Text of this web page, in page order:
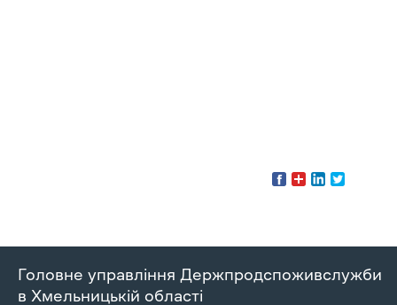
Головне управління Держпродспоживслужби
в Хмельницькій області